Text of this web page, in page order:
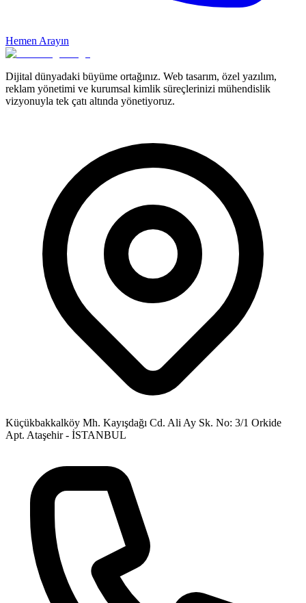
Hemen Arayın
Dijital dünyadaki büyüme ortağınız. Web tasarım, özel yazılım,
reklam yönetimi ve kurumsal kimlik süreçlerinizi mühendislik
vizyonuyla tek çatı altında yönetiyoruz.
Küçükbakkalköy Mh. Kayışdağı Cd. Ali Ay Sk. No: 3/1 Orkide
Apt. Ataşehir - İSTANBUL